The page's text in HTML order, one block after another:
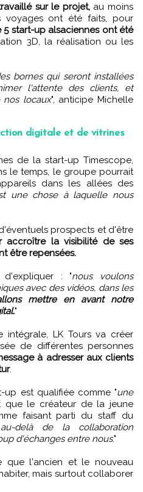
sur le projet,au moins
voyages ont été faits, pour
5 start-up alsaciennes ont été
3D, la réalisation ou les
bornes qui seront installées
l'attente des clients, et
nos locaux", anticipe Michelle
digitale et de vitrines
le temps, le groupe pourrait
dans les allées des
une chose à laquelle nous
prospects et d'être
accroître la visibilité de ses
être repensées.
d'expliquer : "nous voulons
avec des vidéos, dans les
mettre en avant notre
"
intégrale, LK Tours va créer
de différentes personnes
à adresser aux clients
.
up est qualifiée comme "une
que le créateur de la jeune
faisant parti du staff du
delà de la collaboration
d'échanges entre nous."
que l'ancien et le nouveau
mais surtout collaborer